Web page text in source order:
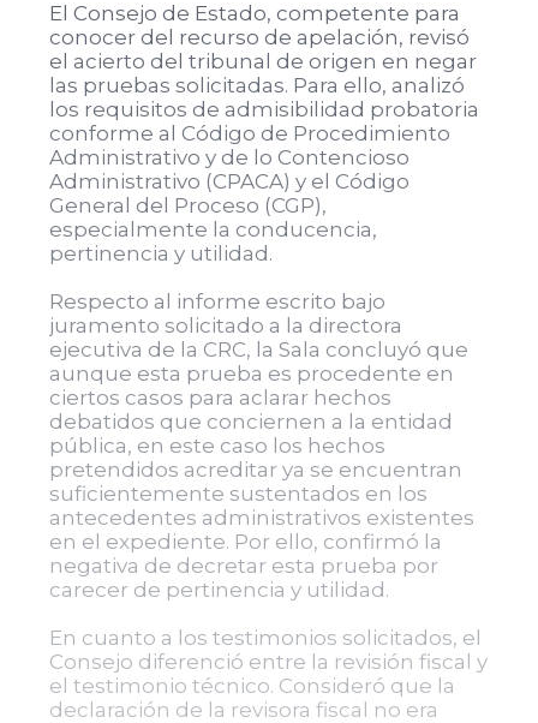
El Consejo de Estado, competente para
conocer del recurso de apelación, revisó
el acierto del tribunal de origen en negar
las pruebas solicitadas. Para ello, analizó
los requisitos de admisibilidad probatoria
conforme al Código de Procedimiento
Administrativo y de lo Contencioso
Administrativo (CPACA) y el Código
General del Proceso (CGP),
especialmente la conducencia,
pertinencia y utilidad.
Respecto al informe escrito bajo
juramento solicitado a la directora
ejecutiva de la CRC, la Sala concluyó que
aunque esta prueba es procedente en
ciertos casos para aclarar hechos
debatidos que conciernen a la entidad
pública, en este caso los hechos
pretendidos acreditar ya se encuentran
suficientemente sustentados en los
antecedentes administrativos existentes
en el expediente. Por ello, confirmó la
negativa de decretar esta prueba por
carecer de pertinencia y utilidad.
En cuanto a los testimonios solicitados, el
Consejo diferenció entre la revisión fiscal y
el testimonio técnico. Consideró que la
declaración de la revisora fiscal no era